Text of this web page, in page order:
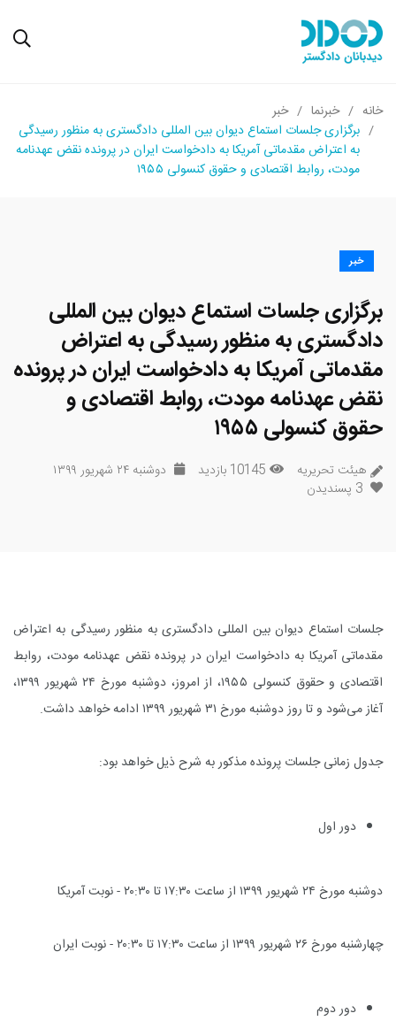
خانه خبرنما
خبر
برگزاری جلسات استماع دیوان بین المللی دادگستری به منظور رسیدگی
به اعتراض مقدماتی آمریکا به دادخواست ایران در پرونده نقض عهدنامه
مودت، روابط اقتصادی و حقوق کنسولی ۱۹۵۵
خبر
برگزاری جلسات استماع دیوان بین المللی
دادگستری به منظور رسیدگی به اعتراض
مقدماتی آمریکا به دادخواست ایران در پرونده
نقض عهدنامه مودت، روابط اقتصادی و
حقوق کنسولی ۱۹۵۵
هیئت تحریریه 10145 بازدید
دوشنبه ۲۴ شهریور ۱۳۹۹
3 پسندیدن
جلسات استماع دیوان بین المللی دادگستری به منظور رسیدگی به اعتراض
مقدماتی آمریکا به دادخواست ایران در پرونده نقض عهدنامه مودت، روابط
اقتصادی و حقوق کنسولی ۱۹۵۵، از امروز، دوشنبه مورخ ۲۴ شهریور ۱۳۹۹،
آغاز می‌شود و تا روز دوشنبه مورخ ۳۱ شهریور ۱۳۹۹ ادامه خواهد داشت
.
جدول زمانی جلسات پرونده مذکور به شرح ذیل خواهد بود:
دور اول
دوشنبه مورخ ۲۴ شهریور ۱۳۹۹ از ساعت ۱۷:۳۰ تا ۲۰:۳۰ - نوبت آمریکا
چهارشنبه مورخ ۲۶ شهریور ۱۳۹۹ از ساعت ۱۷:۳۰ تا ۲۰:۳۰ - نوبت ایران
دور دوم